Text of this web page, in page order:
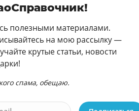
полезными материалами.
на мою рассылку —
крутые статьи, новости
спама, обещаю.